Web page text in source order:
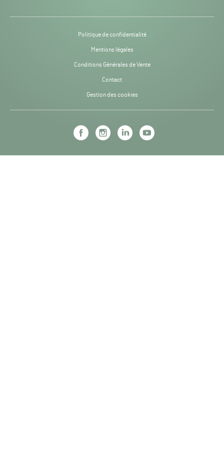
Politique de confidentialité
Mentions légales
Conditions Générales de Vente
Contact
Gestion des cookies